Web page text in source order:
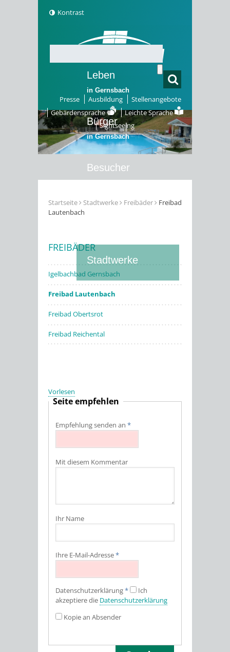
Kontrast
Presse Ausbildung
Stellenangebote
Gebärdensprache
Leichte Sprache
Sightseeing
Leben
in Gernsbach
Bürger
in Gernsbach
Besucher
Stadtwerke
Startseite Stadtwerke Freibäder
Freibad
Lautenbach
FREIBÄDER
Igelbachbad Gernsbach
Freibad Lautenbach
Freibad Obertsrot
Freibad Reichental
Vorlesen
Seite empfehlen
Empfehlung senden an *
Mit diesem Kommentar
Ihr Name
Ihre E-Mail-Adresse*
Datenschutz­erklärung*
Ich
akzeptiere die Datenschutz­erklärung
Kopie an Absender